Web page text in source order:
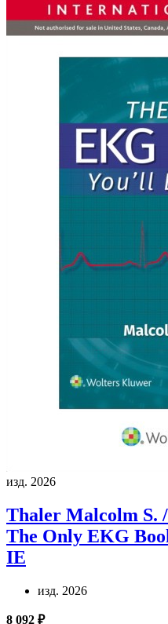
изд. 2026
Thaler Malcolm S.
The Only EKG
IE
изд. 2026
8 092 ₽